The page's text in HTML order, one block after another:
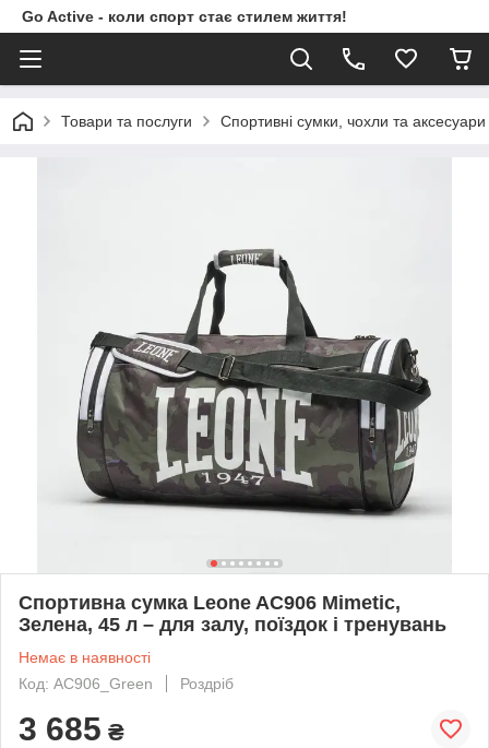
Go Active - коли спорт стає стилем життя!
Товари та послуги Спортивні сумки, чохли та аксесуари
Спортивна сумка Leone AC906 Mimetic,
Зелена, 45 л – для залу, поїздок і тренувань
Немає в наявності
Код: AC906_Green
Роздріб
3 685 ₴